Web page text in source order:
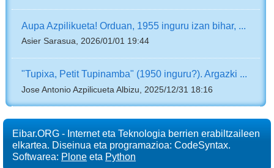
Aupa Azpilikueta! Orduan, 1955 inguru izan bihar, ...
Asier Sarasua, 2026/01/01 19:44
"Tupixa, Petit Tupinamba" (1950 inguru?). Argazki ...
Jose Antonio Azpilicueta Albizu, 2025/12/31 18:16
Eibar.ORG - Internet eta Teknologia berrien erabiltzaileen
elkartea. Diseinua eta programazioa: CodeSyntax.
Softwarea: Plone eta Python